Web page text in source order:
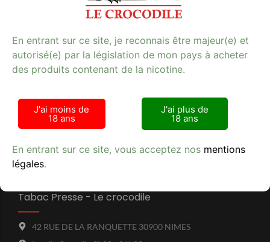
Mots-clés : fumeurs, tabac, qualité.
Avis clients
Tabac Presse - Le crocodile
42 RUE DE LA RANQUETTE 30900 NIMES
En entrant sur ce site, je reconnais être majeur(e) et
autorisé(e) par la législation de mon pays à acheter
des produits contenant de la nicotine.
J'ai moins de
18 ans
J'ai plus de
18 ans
En entrant sur ce site, vous acceptez nos mentions
légales.